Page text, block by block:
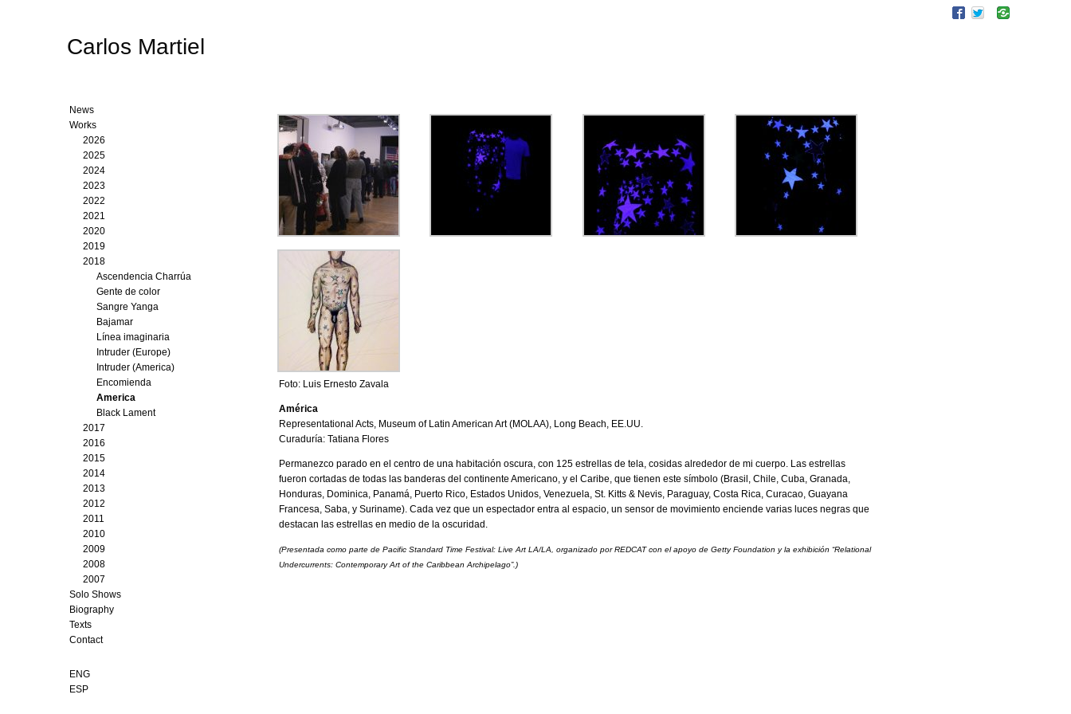
Carlos Martiel
Foto: Luis Ernesto Zavala
América
Representational Acts, Museum of Latin American Art (MOLAA), Long Beach, EE.UU.
Curaduría: Tatiana Flores
Permanezco parado en el centro de una habitación oscura, con 125 estrellas de tela, cosidas alrededor de mi cuerpo. Las estrellas
fueron cortadas de todas las banderas del continente Americano, y el Caribe, que tienen este símbolo (Brasil, Chile, Cuba, Granada,
Honduras, Dominica, Panamá, Puerto Rico, Estados Unidos, Venezuela, St. Kitts & Nevis, Paraguay, Costa Rica, Curacao, Guayana
Francesa​, Saba, y Suriname). Cada vez que un espectador entra al espacio, un sensor de movimiento enciende varias luces negras que
destacan las estrellas en medio de la oscuridad.
(Presentada como parte de Pacific Standard Time Festival: Live Art LA/LA, organizado por REDCAT con el apoyo de Getty Foundation y la exhibición “Relational
Undercurrents: Contemporary Art of the Caribbean Archipelago”.)
News
Works
2026
2025
2024
2023
2022
2021
2020
2019
2018
Ascendencia Charrúa
Gente de color
Sangre Yanga
Bajamar
Línea imaginaria
Intruder (Europe)
Intruder (America)
Encomienda
America
Black Lament
2017
2016
2015
2014
2013
2012
2011
2010
2009
2008
2007
Solo Shows
Biography
Texts
Contact
ENG
ESP